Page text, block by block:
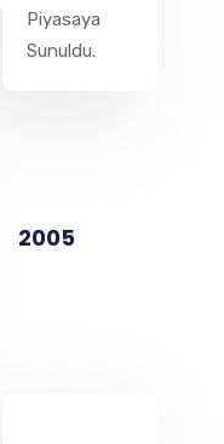
Piyasaya
Sunuldu.
2005